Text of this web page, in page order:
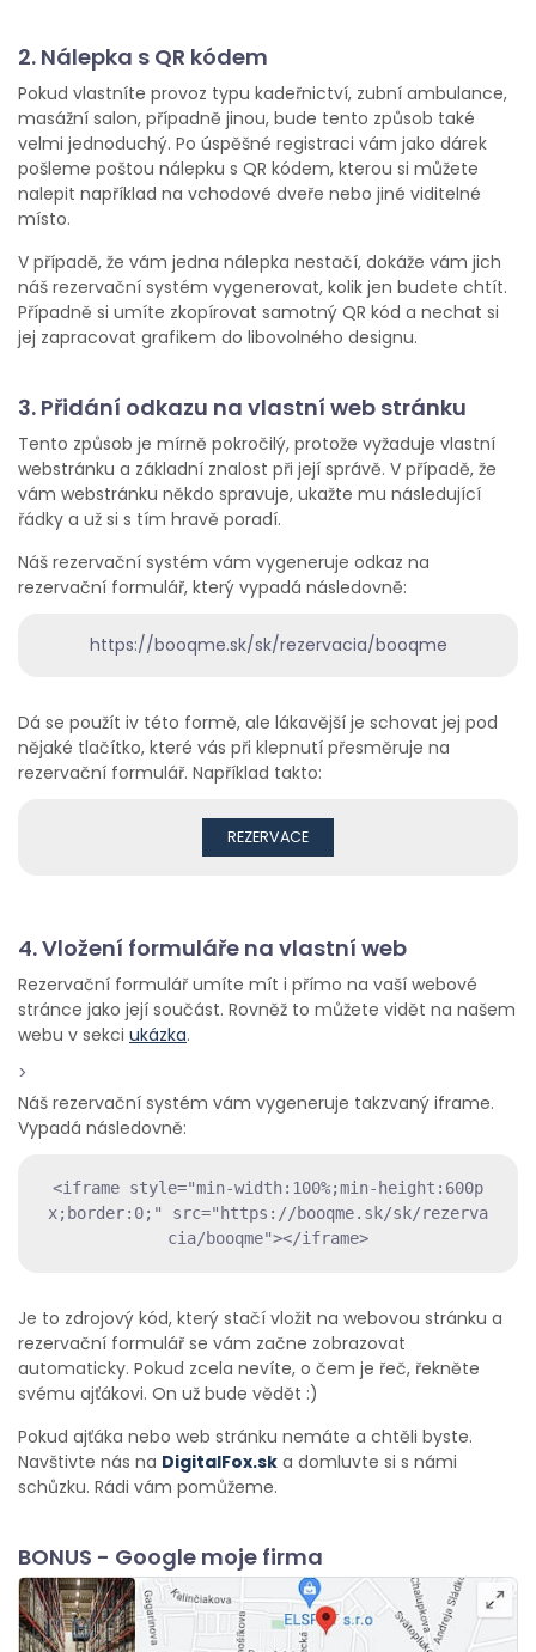
2. Nálepka s QR kódem
Pokud vlastníte provoz typu kadeřnictví, zubní ambulance,
masážní salon, případně jinou, bude tento způsob také
velmi jednoduchý. Po úspěšné registraci vám jako dárek
pošleme poštou nálepku s QR kódem, kterou si můžete
nalepit například na vchodové dveře nebo jiné viditelné
místo.
V případě, že vám jedna nálepka nestačí, dokáže vám jich
náš rezervační systém vygenerovat, kolik jen budete chtít.
Případně si umíte zkopírovat samotný QR kód a nechat si
jej zapracovat grafikem do libovolného designu.
3. Přidání odkazu na vlastní web stránku
Tento způsob je mírně pokročilý, protože vyžaduje vlastní
webstránku a základní znalost při její správě. V případě, že
vám webstránku někdo spravuje, ukažte mu následující
řádky a už si s tím hravě poradí.
Náš rezervační systém vám vygeneruje odkaz na
rezervační formulář, který vypadá následovně:
https://booqme.sk/sk/rezervacia/booqme
Dá se použít iv této formě, ale lákavější je schovat jej pod
nějaké tlačítko, které vás při klepnutí přesměruje na
rezervační formulář. Například takto:
REZERVACE
4. Vložení formuláře na vlastní web
Rezervační formulář umíte mít i přímo na vaší webové
stránce jako její součást. Rovněž to můžete vidět na našem
webu v sekci ukázka.
>
Náš rezervační systém vám vygeneruje takzvaný iframe.
Vypadá následovně:
<iframe style="min-width:100%;min-height:600p
x;border:0;" src="https://booqme.sk/sk/rezerva
cia/booqme"></iframe>
Je to zdrojový kód, který stačí vložit na webovou stránku a
rezervační formulář se vám začne zobrazovat
automaticky. Pokud zcela nevíte, o čem je řeč, řekněte
svému ajťákovi. On už bude vědět :)
Pokud ajťáka nebo web stránku nemáte a chtěli byste.
Navštivte nás na DigitalFox.sk a domluvte si s námi
schůzku. Rádi vám pomůžeme.
BONUS - Google moje firma